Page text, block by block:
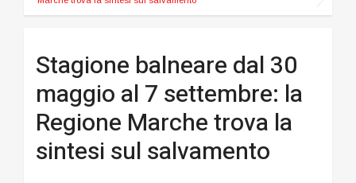
Stagione balneare dal 30
maggio al 7 settembre: la
Regione Marche trova la
sintesi sul salvamento